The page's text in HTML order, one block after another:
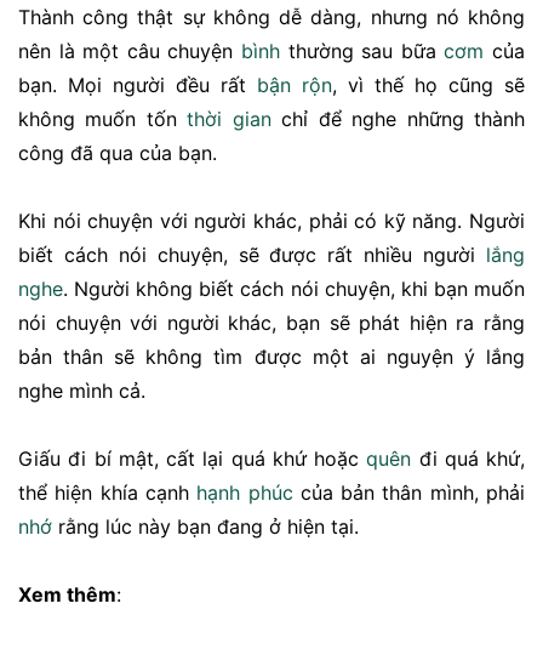
Thành công thật sự không dễ dàng, nhưng nó không
nên là một câu chuyện bình thường sau bữacơm của
bạn. Mọi người đều rất bận rộn, vì thế họ cũng sẽ
không muốn tốnthời gianchỉ để nghe những thành
công đã qua của bạn.
Khi nói chuyện với người khác, phải có kỹ năng. Người
biết cách nói chuyện, sẽ được rất nhiều người lắng
nghe. Người không biết cách nói chuyện, khi bạn muốn
nói chuyện với người khác, bạn sẽ phát hiện ra rằng
bản thân sẽ không tìm được một ai nguyện ý lắng
nghe mình cả.
Giấu đi bí mật, cất lại quá khứ hoặcquên đi quá khứ,
thể hiện khía cạnh hạnh phúc của bản thân mình, phải
nhớ rằng lúc này bạn đang ở hiện tại.
Xem thêm: